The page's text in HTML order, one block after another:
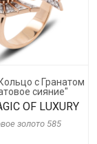
с Гранатом
сияние"
OF LUXURY
золото 585